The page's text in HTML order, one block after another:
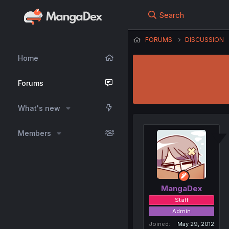
Home
Forums
What's new
Members
Search
FORUMS DISCUSSION
MangaDex
Staff
Admin
Joined
May 29, 2012